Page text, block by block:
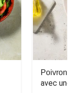
Poivron
avec une